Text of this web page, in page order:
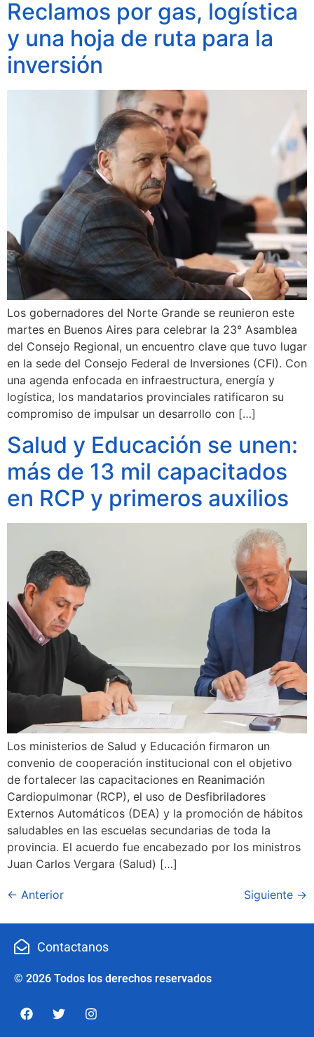
Reclamos por gas, logística
y una hoja de ruta para la
inversión
Los gobernadores del Norte Grande se reunieron este
martes en Buenos Aires para celebrar la 23° Asamblea
del Consejo Regional, un encuentro clave que tuvo lugar
en la sede del Consejo Federal de Inversiones (CFI). Con
una agenda enfocada en infraestructura, energía y
logística, los mandatarios provinciales ratificaron su
compromiso de impulsar un desarrollo con […]
Salud y Educación se unen:
más de 13 mil capacitados
en RCP y primeros auxilios
Los ministerios de Salud y Educación firmaron un
convenio de cooperación institucional con el objetivo
de fortalecer las capacitaciones en Reanimación
Cardiopulmonar (RCP), el uso de Desfibriladores
Externos Automáticos (DEA) y la promoción de hábitos
saludables en las escuelas secundarias de toda la
provincia. El acuerdo fue encabezado por los ministros
Juan Carlos Vergara (Salud) […]
← Anterior Siguiente →
Contactanos
© 2026 Todos los derechos reservados